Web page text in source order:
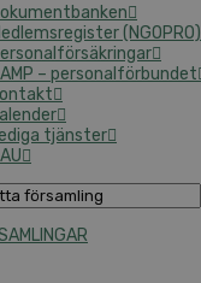
(NGOPRO)
– personalförbundet
tjänster